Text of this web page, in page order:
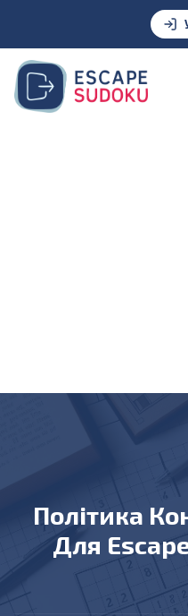
Політика Конфіденційності
Для